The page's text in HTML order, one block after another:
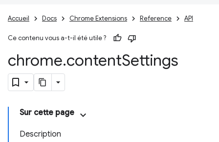
Accueil Docs Chrome Extensions Reference API
Ce contenu vous a-t-il été utile ?
chrome.contentSettings
Sur cette page
Description